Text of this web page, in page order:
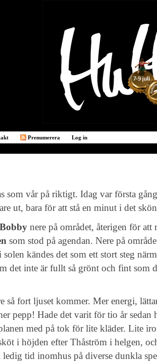
Prenumerera Log in
som vår på riktigt. Idag var första
ut, bara för att stå en minut i det
Bobby nere på området, återigen för
som stod på agendan. Nere på
kändes det som ett stort steg
det inte är fullt så grönt och fint som
så fort ljuset kommer. Mer energi,
pepp! Hade det varit för tio år sedan
med på tok för lite kläder. Lite
i höjden efter Thåström i helgen,
ledig tid inomhus på diverse dunkla